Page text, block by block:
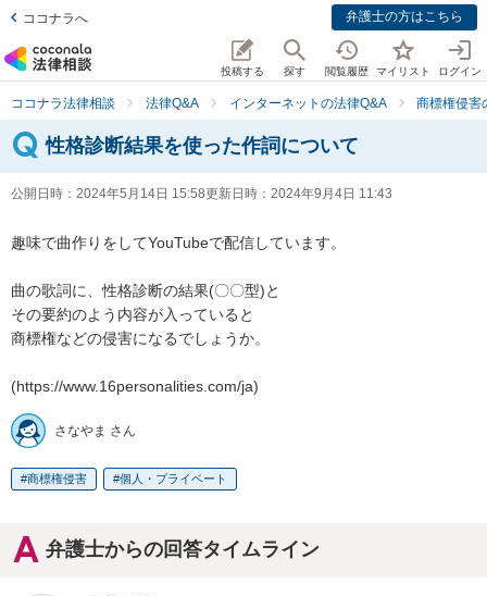
ココナラへ 弁護士の方はこちら
投稿する 探す 閲覧履歴 マイリスト ログイン
ココナラ法律相談 法律Q&A インターネットの法律Q&A 商標権侵害
性格診断結果を使った作詞について
公開日時： 2024年5月14日 15:58更新日時： 2024年9月4日 11:43
趣味で曲作りをしてYouTubeで配信しています。
曲の歌詞に、性格診断の結果(〇〇型)と
その要約のよう内容が入っていると
商標権などの侵害になるでしょうか。
(https://www.16personalities.com/ja)
さなやま さん
商標権侵害 個人・プライベート
弁護士からの回答タイムライン